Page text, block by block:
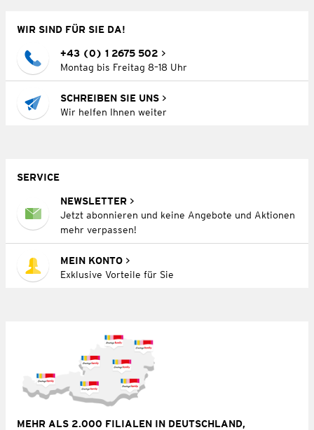
WIR SIND FÜR SIE DA!
+43 (0) 1 2675 502
Montag bis Freitag 8–18 Uhr
SCHREIBEN SIE UNS
Wir helfen Ihnen weiter
SERVICE
NEWSLETTER
Jetzt abonnieren und keine Angebote und Aktionen
mehr verpassen!
MEIN KONTO
Exklusive Vorteile für Sie
MEHR ALS 2.000 FILIALEN IN DEUTSCHLAND,